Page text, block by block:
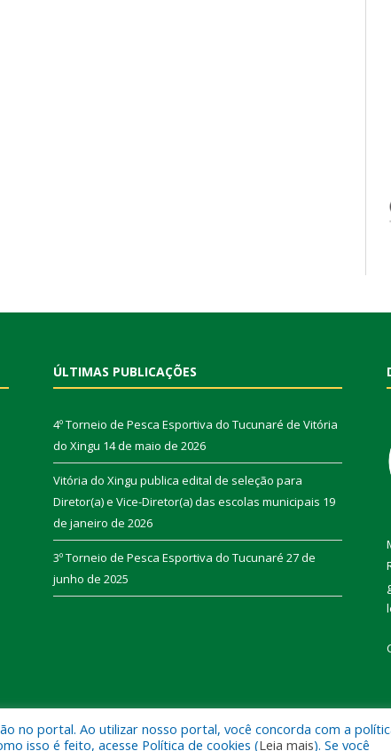
ÚLTIMAS PUBLICAÇÕES
4º Torneio de Pesca Esportiva do Tucunaré de Vitória
do Xingu 14 de maio de 2026
Vitória do Xingu publica edital de seleção para
Diretor(a) e Vice-Diretor(a) das escolas municipais 19
de janeiro de 2026
3º Torneio de Pesca Esportiva do Tucunaré 27 de
junho de 2025
Vitória do Xingu. Mapa do
no portal. Ao utilizar nosso portal, você concorda com a
isso é feito, acesse Política de cookies (Leia mais). Se você